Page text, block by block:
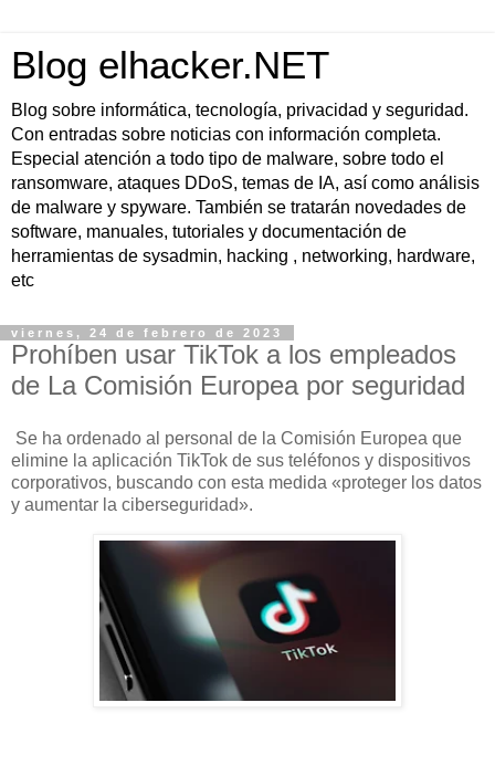
Blog elhacker.NET
Blog sobre informática, tecnología, privacidad y seguridad.
Con entradas sobre noticias con información completa.
Especial atención a todo tipo de malware, sobre todo el
ransomware, ataques DDoS, temas de IA, así como análisis
de malware y spyware. También se tratarán novedades de
software, manuales, tutoriales y documentación de
herramientas de sysadmin, hacking , networking, hardware,
etc
viernes, 24 de febrero de 2023
Prohíben usar TikTok a los empleados
de La Comisión Europea por seguridad
Se ha ordenado al personal de la Comisión Europea que
elimine la aplicación TikTok de sus teléfonos y dispositivos
corporativos, buscando con esta medida «proteger los datos
y aumentar la ciberseguridad».